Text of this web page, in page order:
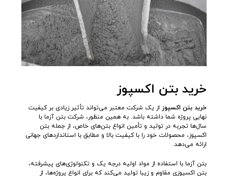
خرید بتن اکسپوز
خرید بتن اکسپوز از یک شرکت معتبر می‌تواند تأثیر زیادی بر کیفیت
نهایی پروژه شما داشته باشد. به همین منظور، شرکت بتن آزما با
سال‌ها تجربه در تولید و تأمین انواع بتن‌های خاص، از جمله بتن
اکسپوز، محصولات خود را با کیفیت بالا و مطابق با استانداردهای جهانی
ارائه می‌دهد.
بتن آزما با استفاده از مواد اولیه درجه یک و تکنولوژی‌های پیشرفته،
بتن اکسپوزی مقاوم و زیبا تولید می‌کند که برای انواع پروژه‌ها، از